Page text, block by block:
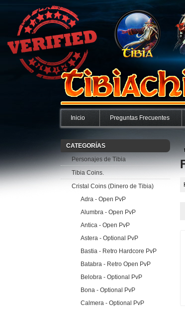
Inicio Preguntas Frecuentes
CATEGORÍAS
Personajes de Tibia
Tibia Coins.
Cristal Coins (Dinero de Tibia)
Adra - Open PvP
Alumbra - Open PvP
Antica - Open PvP
Astera - Optional PvP
Bastia - Retro Hardcore PvP
Batabra - Retro Open PvP
Belobra - Optional PvP
Bona - Optional PvP
Calmera - Optional PvP